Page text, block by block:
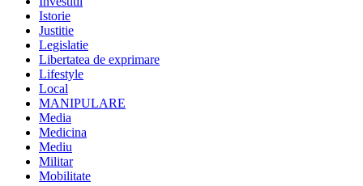
Istorie
Justitie
Legislatie
Libertatea de exprimare
Lifestyle
Local
MANIPULARE
Media
Medicina
Mediu
Militar
Mobilitate